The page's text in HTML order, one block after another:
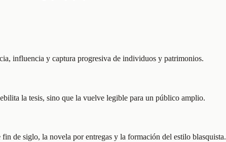
influencia y captura progresiva de individuos y patrimonios.
la tesis, sino que la vuelve legible para un público amplio.
de siglo, la novela por entregas y la formación del estilo blasquista.